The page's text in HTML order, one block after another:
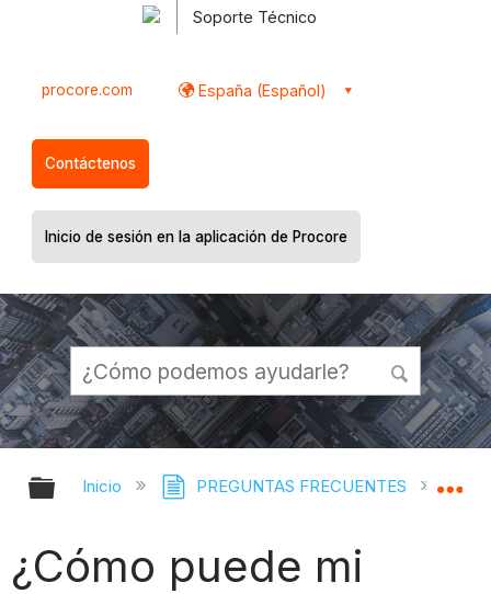
Soporte Técnico
procore.com España (Español)
Contáctenos
Inicio de sesión en la aplicación de Procore
Expandir/contraer jerarquía global
Inicio PREGUNTAS FRECUENTES
¿Cómo puede mi